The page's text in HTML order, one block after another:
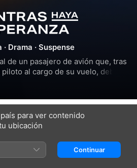
· Drama · Suspense
de un pasajero de avión que, tras
al cargo de su vuelo, debe
la vida de su familia
esto se le suma la llegada de una
aún más el momento de
para ver contenido
ubicación
Continuar